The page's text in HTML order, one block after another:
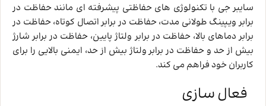
سایبر جی با تکنولوژی ‌های حفاظتی پیشرفته ‌ای مانند حفاظت در
برابر ویپینگ طولانی ‌مدت، حفاظت در برابر اتصال کوتاه، حفاظت در
برابر دماهای بالا، حفاظت در برابر ولتاژ پایین، حفاظت در برابر شارژ
بیش از حد و حفاظت در برابر ولتاژ بیش از حد، ایمنی بالایی را برای
کاربران خود فراهم می‌ کند.
فعال‌ سازی